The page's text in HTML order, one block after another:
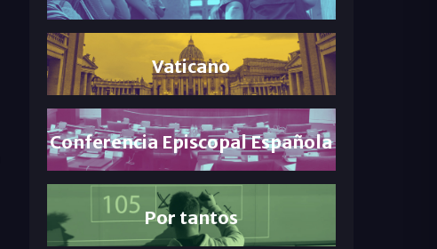
Vaticano
Conferencia Episcopal Española
Por tantos